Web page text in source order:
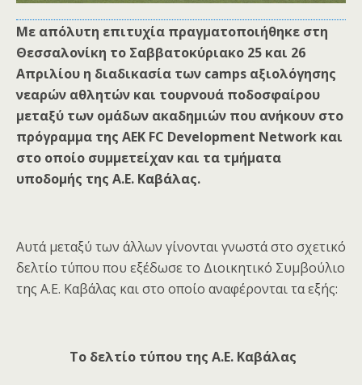
Με απόλυτη επιτυχία πραγματοποιήθηκε στη
Θεσσαλονίκη το Σαββατοκύριακο 25 και 26
Απριλίου η διαδικασία των camps αξιολόγησης
νεαρών αθλητών και τουρνουά ποδοσφαίρου
μεταξύ των ομάδων ακαδημιών που ανήκουν στο
πρόγραμμα της ΑΕΚ FC Development Network και
στο οποίο συμμετείχαν και τα τμήματα
υποδομής της Α.Ε. Καβάλας.
Αυτά μεταξύ των άλλων γίνονται γνωστά στο σχετικό
δελτίο τύπου που εξέδωσε το Διοικητικό Συμβούλιο
της Α.Ε. Καβάλας και στο οποίο αναφέρονται τα εξής:
Το δελτίο τύπου της Α.Ε. Καβάλας